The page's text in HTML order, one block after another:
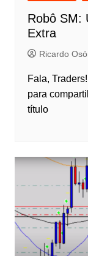
Robô SM:
Extra
Ricardo
Fala,
para
título